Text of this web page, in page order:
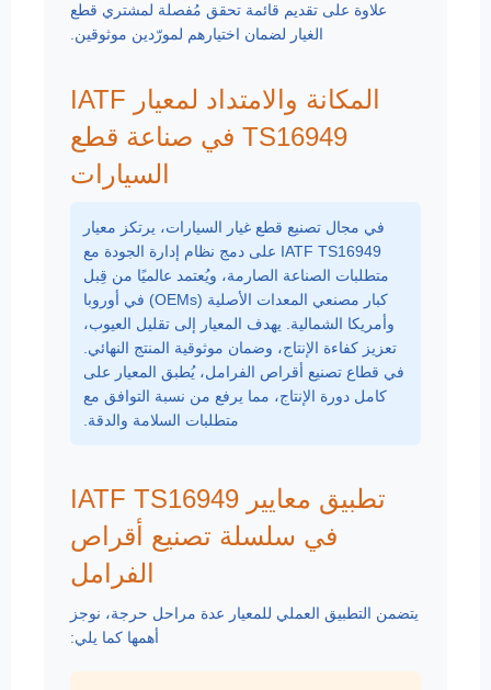
علاوة على تقديم قائمة تحقق مُفصلة لمشتري قطع
الغيار لضمان اختيارهم لمورّدين موثوقين.
المكانة والامتداد لمعيار IATF
TS16949 في صناعة قطع
السيارات
في مجال تصنيع قطع غيار السيارات، يرتكز معيار
IATF TS16949 على دمج نظام إدارة الجودة مع
متطلبات الصناعة الصارمة، ويُعتمد عالميًا من قِبل
كبار مصنعي المعدات الأصلية (OEMs) في أوروبا
وأمريكا الشمالية. يهدف المعيار إلى تقليل العيوب،
تعزيز كفاءة الإنتاج، وضمان موثوقية المنتج النهائي.
في قطاع تصنيع أقراص الفرامل، يُطبق المعيار على
كامل دورة الإنتاج، مما يرفع من نسبة التوافق مع
متطلبات السلامة والدقة.
تطبيق معايير IATF TS16949
في سلسلة تصنيع أقراص
الفرامل
يتضمن التطبيق العملي للمعيار عدة مراحل حرجة، نوجز
أهمها كما يلي: